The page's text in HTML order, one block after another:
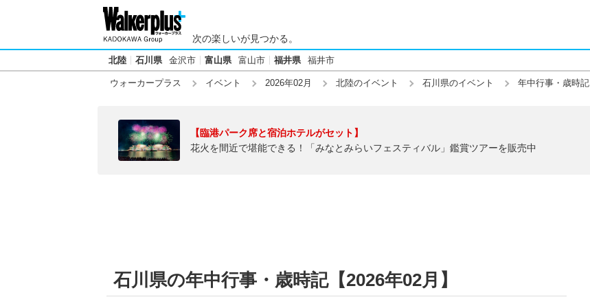
次の楽しいが見つかる。
北陸 石川県 金沢市 富山県 富山市 福井県 福井市
ウォーカープラス イベント 2026年02月 北陸のイベント 石川県のイベント 年中行事・歳時記
【臨港パーク席と宿泊ホテルがセット】
花火を間近で堪能できる！「みなとみらいフェスティバル」鑑賞ツアーを販売中
石川県の年中行事・歳時記【2026年02月】